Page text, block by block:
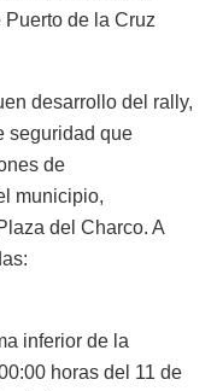
de la Cruz
desarrollo del rally,
seguridad que
de
municipio,
del Charco. A
inferior de la
horas del 11 de